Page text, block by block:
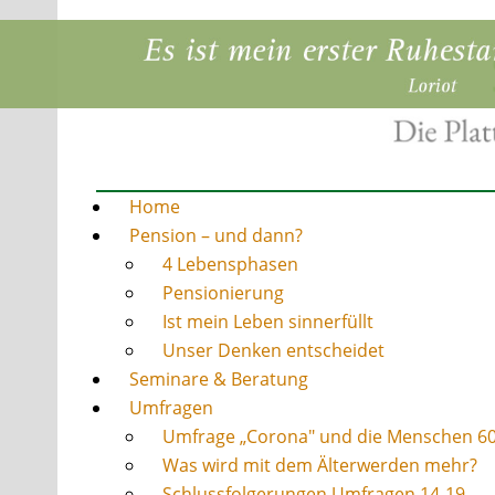
Home
Pension – und dann?
4 Lebensphasen
Pensionierung
Ist mein Leben sinnerfüllt
Unser Denken entscheidet
Seminare & Beratung
Umfragen
Umfrage „Corona" und die Menschen
Was wird mit dem Älterwerden mehr?